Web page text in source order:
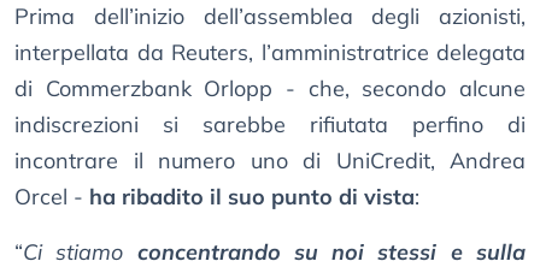
Prima dell’inizio dell’assemblea degli azionisti,
interpellata da Reuters, l’amministratrice delegata
di Commerzbank Orlopp - che, secondo alcune
indiscrezioni si sarebbe rifiutata perfino di
incontrare il numero uno di UniCredit, Andrea
Orcel - ha ribadito il suo punto di vista:
“Ci stiamo concentrando su noi stessi e sulla